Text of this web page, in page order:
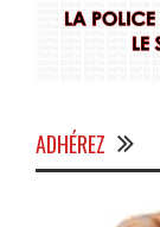
ADHÉREZ